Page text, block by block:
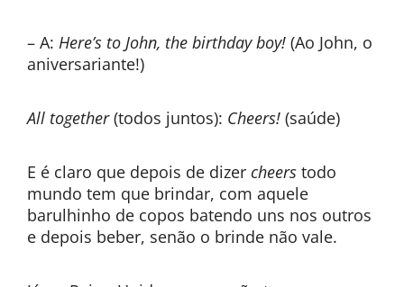
– A: Here’s to John, the birthday boy! (Ao John, o
aniversariante!)
All together(todos juntos): Cheers! (saúde)
E é claro que depois de dizer cheers todo
mundo tem que brindar, com aquele
barulhinho de copos batendo uns nos outros
e depois beber, senão o brinde não vale.